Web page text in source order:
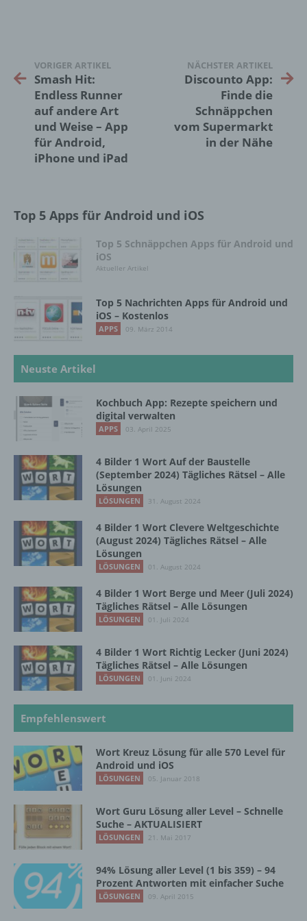
VORIGER ARTIKEL
Smash Hit:
Endless Runner
auf andere Art
und Weise – App
für Android,
iPhone und iPad
NÄCHSTER ARTIKEL
Discounto App:
Finde die
Schnäppchen
vom Supermarkt
in der Nähe
Top 5 Apps für Android und iOS
Top 5 Schnäppchen Apps für Android und
iOS
Aktueller Artikel
Top 5 Nachrichten Apps für Android und
iOS – Kostenlos
APPS 09. März 2014
Neuste Artikel
Kochbuch App: Rezepte speichern und
digital verwalten
APPS 03. April 2025
4 Bilder 1 Wort Auf der Baustelle
(September 2024) Tägliches Rätsel – Alle
Lösungen
LÖSUNGEN 31. August 2024
4 Bilder 1 Wort Clevere Weltgeschichte
(August 2024) Tägliches Rätsel – Alle
Lösungen
LÖSUNGEN 01. August 2024
4 Bilder 1 Wort Berge und Meer (Juli 2024)
Tägliches Rätsel – Alle Lösungen
LÖSUNGEN 01. Juli 2024
4 Bilder 1 Wort Richtig Lecker (Juni 2024)
Tägliches Rätsel – Alle Lösungen
LÖSUNGEN 01. Juni 2024
Empfehlenswert
Wort Kreuz Lösung für alle 570 Level für
Android und iOS
LÖSUNGEN 05. Januar 2018
Wort Guru Lösung aller Level – Schnelle
Suche – AKTUALISIERT
LÖSUNGEN 21. Mai 2017
94% Lösung aller Level (1 bis 359) – 94
Prozent Antworten mit einfacher Suche
LÖSUNGEN 09. April 2015
zu bewerten, insbesondere, um Aspekte
bezüglich Arbeitsleistung, wirtschaftlicher
Lage, Gesundheit, persönlicher Vorlieben,
Interessen, Zuverlässigkeit, Verhalten,
Aufenthaltsort oder Ortswechsel dieser
natürlichen Person zu analysieren oder
vorherzusagen.
Pseudonymisierung ist die Verarbeitung
auf welche die personenbezogenen Daten
ohne Hinzuziehung zusätzlicher
Informationen nicht mehr einer spezifischen
können, sofern diese zusätzlichen
Informationen gesondert aufbewahrt werden
und technischen und organisatorischen
einer identifizierten oder identifizierbaren
g) Verantwortlicher oder für die Verarbeitung
Verantwortlicher oder für die Verarbeitung
Verantwortlicher ist die natürliche oder
juristische Person, Behörde, Einrichtung
gemeinsam mit anderen über die Zwecke
und Mittel der Verarbeitung von
personenbezogenen Daten entscheidet.
Sind die Zwecke und Mittel dieser
Verarbeitung durch das Unionsrecht oder
das Recht der Mitgliedstaaten vorgegeben,
so kann der Verantwortliche
beziehungsweise können die bestimmten
Unionsrecht oder dem Recht der
Mitgliedstaaten vorgesehen werden.
h) Auftragsverarbeiter
Auftragsverarbeiter ist eine natürliche oder
juristische Person, Behörde, Einrichtung
oder andere Stelle, die personenbezogene
Daten im Auftrag des Verantwortlichen
i) Empfänger
Empfänger ist eine natürliche oder juristische
Person, Behörde, Einrichtung oder andere
Stelle, der personenbezogene Daten